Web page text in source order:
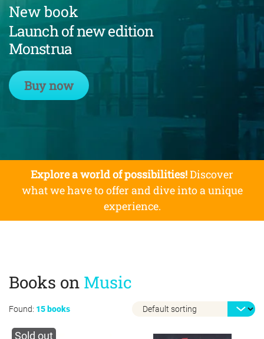
New book
Launch of new edition
Monstrua
Buy now
Explore a world of possibilities!Discover
what we have to offer and dive into a unique
experience.
Found: 15 books
Books on Music
Sold out